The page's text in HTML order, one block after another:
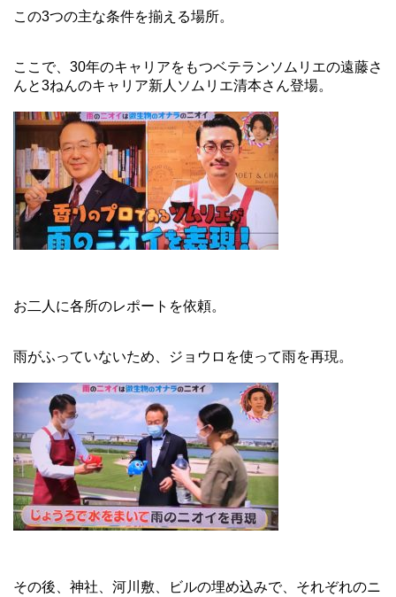
この3つの主な条件を揃える場所。
ここで、30年のキャリアをもつベテランソムリエの遠藤さ
んと3ねんのキャリア新人ソムリエ清本さん登場。
お二人に各所のレポートを依頼。
雨がふっていないため、ジョウロを使って雨を再現。
その後、神社、河川敷、ビルの埋め込みで、それぞれのニ